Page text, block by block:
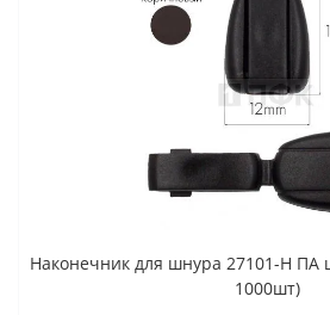
Наконечник для шнура 27101-Н ПА
1000шт)